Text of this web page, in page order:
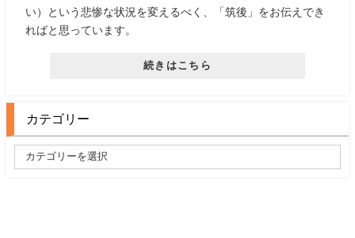
い）という悲惨な状況を変えるべく、「筑後」をお伝えでき
ればと思っています。
続きはこちら
カテゴリー